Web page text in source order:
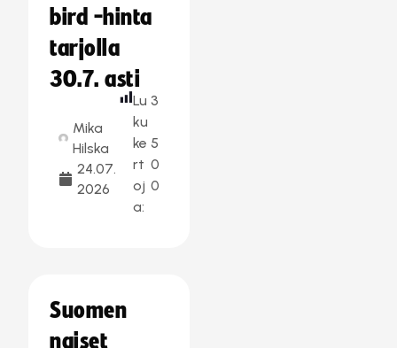
bird -hinta
tarjolla
30.7. asti
Mika
Hilska
24.07.
2026
Lu
ku
ke
rt
oj
a:
3
5
0
0
Suomen
naiset